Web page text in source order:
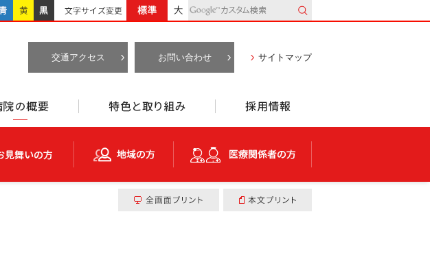
交通アクセス お問い合わせ サイトマップ